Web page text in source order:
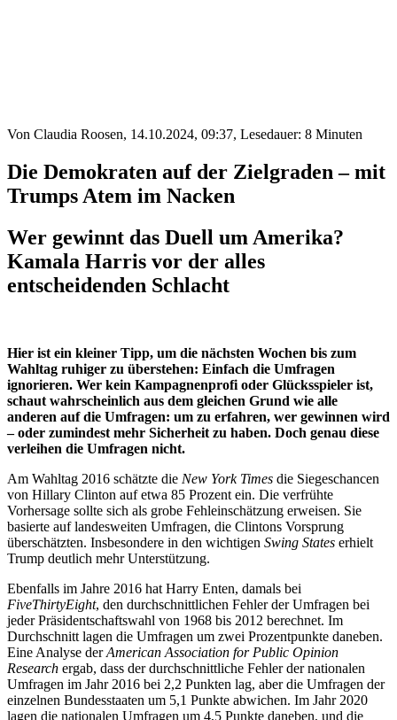
Von Claudia Roosen, 14.10.2024, 09:37, Lesedauer: 8 Minuten
Die Demokraten auf der Zielgraden – mit
Trumps Atem im Nacken
Wer gewinnt das Duell um Amerika?
Kamala Harris vor der alles
entscheidenden Schlacht
Hier ist ein kleiner Tipp, um die nächsten Wochen bis zum
Wahltag ruhiger zu überstehen: Einfach die Umfragen
ignorieren. Wer kein Kampagnenprofi oder Glücksspieler ist,
schaut wahrscheinlich aus dem gleichen Grund wie alle
anderen auf die Umfragen: um zu erfahren, wer gewinnen wird
– oder zumindest mehr Sicherheit zu haben. Doch genau diese
verleihen die Umfragen nicht.
Am Wahltag 2016 schätzte die New York Times die Siegeschancen
von Hillary Clinton auf etwa 85 Prozent ein. Die verfrühte
Vorhersage sollte sich als grobe Fehleinschätzung erweisen. Sie
basierte auf landesweiten Umfragen, die Clintons Vorsprung
überschätzten. Insbesondere in den wichtigen Swing States erhielt
Trump deutlich mehr Unterstützung.
Ebenfalls im Jahre 2016 hat Harry Enten, damals bei
FiveThirtyEight, den durchschnittlichen Fehler der Umfragen bei
jeder Präsidentschaftswahl von 1968 bis 2012 berechnet. Im
Durchschnitt lagen die Umfragen um zwei Prozentpunkte daneben.
Eine Analyse derAmerican Association for Public Opinion
Research ergab, dass der durchschnittliche Fehler der nationalen
Umfragen im Jahr 2016 bei 2,2 Punkten lag, aber die Umfragen der
einzelnen Bundesstaaten um 5,1 Punkte abwichen. Im Jahr 2020
lagen die nationalen Umfragen um 4,5 Punkte daneben, und die